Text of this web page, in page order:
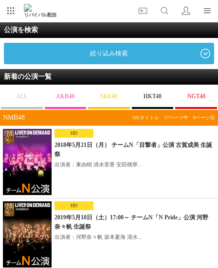
リバイバル配信
公演を検索
絞り込み検索
新着の公演一覧
ALL AKB48 SKE48 HKT48 NGT48
NMB48 505タイトル 17ページ中 8ページ目
HD
2018年5月21日（月） チームN「目撃者」公演 古賀成美 生誕
祭
出演者：東由樹 清水里香 安田桃寧...
HD
2019年5月18日（土）17:00～ チームN「N Pride」公演 河野
奈々帆 生誕祭
出演者：河野奈々帆 坂本夏海 清水...